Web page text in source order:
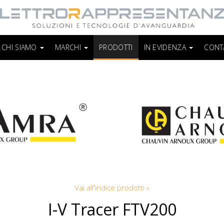
CHI SIAMO MARCHI PRODOTTI IN EVIDENZA
Vai all'indice prodotti »
I-V Tracer FTV200